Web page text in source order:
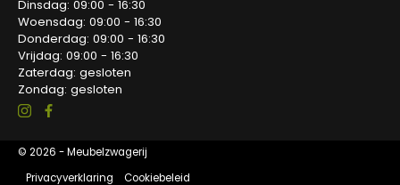
Dinsdag: 09:00 - 16:30
Woensdag: 09:00 - 16:30
Donderdag: 09:00 - 16:30
Vrijdag: 09:00 - 16:30
Zaterdag: gesloten
Zondag: gesloten
© 2026 - Meubelzwagerij
Privacyverklaring
Cookiebeleid